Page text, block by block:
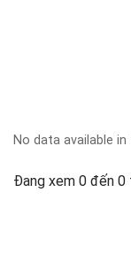
No data available in
Đang xem 0 đến